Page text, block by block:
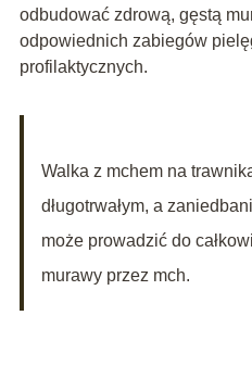
odbudować zdrową, gęstą
odpowiednich zabiegów
profilaktycznych.
Walka z mchem na
długotrwałym, a
może prowadzić do
murawy przez mch.